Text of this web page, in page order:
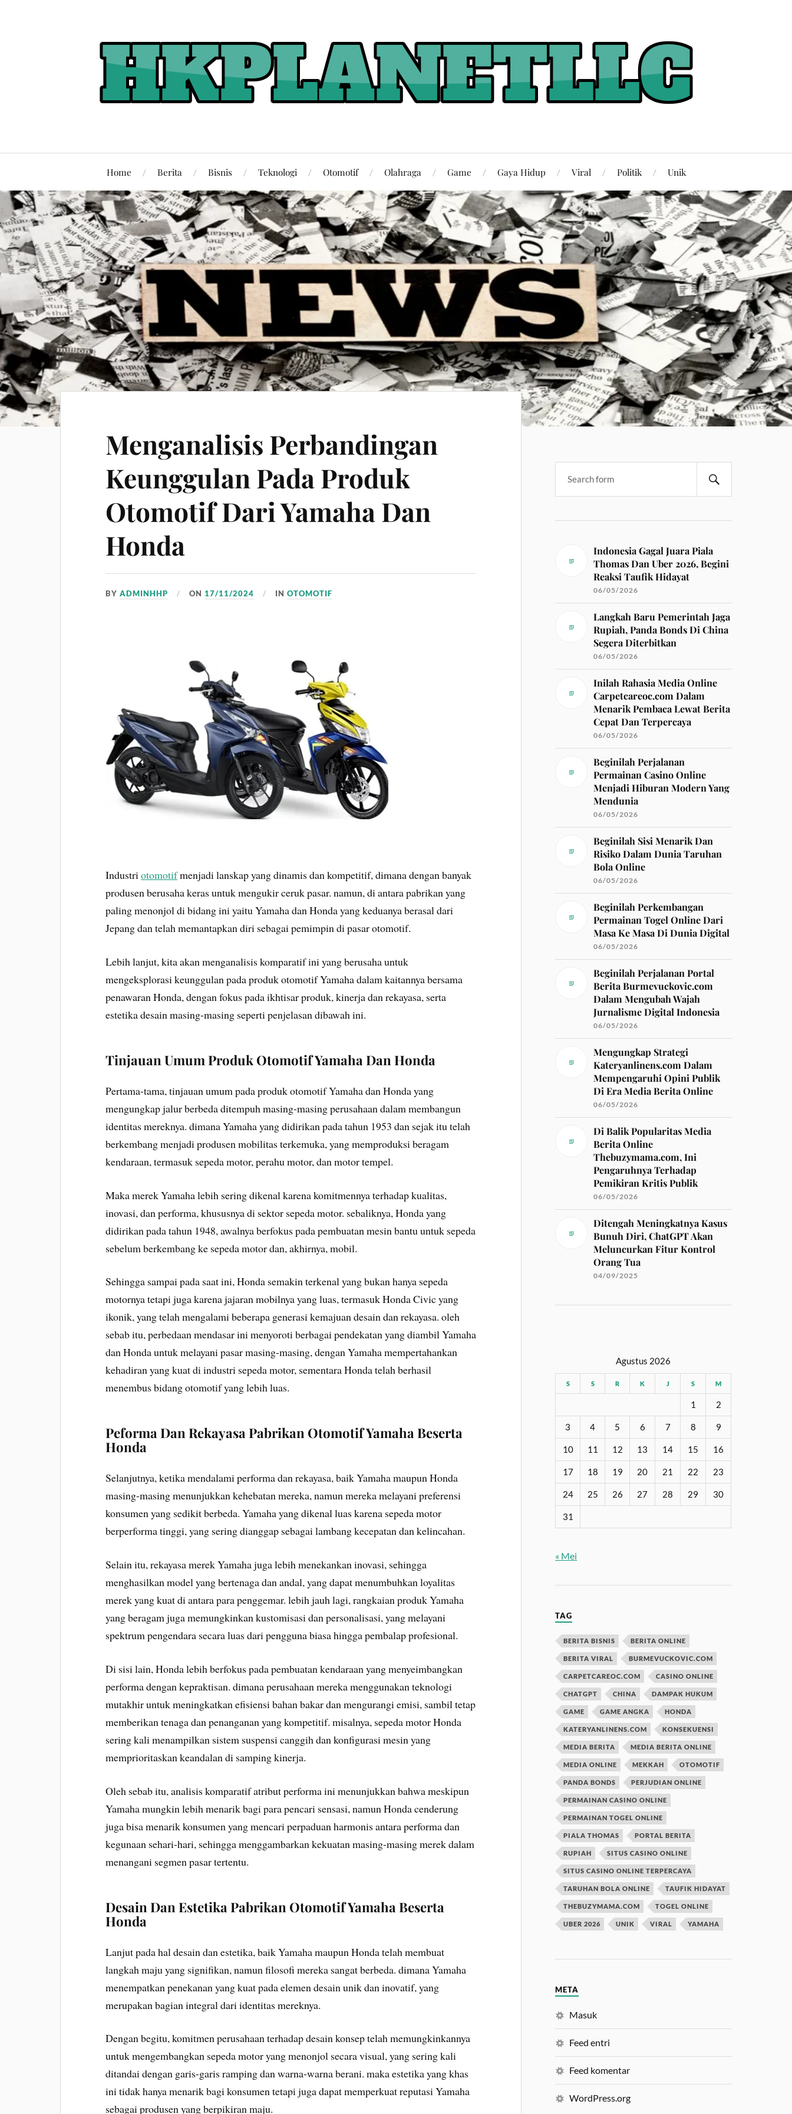
Home Berita Bisnis Teknologi Otomotif Olahraga Game Gaya Hidup Viral Politik Unik
Menganalisis Perbandingan
Keunggulan Pada Produk
Otomotif Dari Yamaha Dan
Honda
BYADMINHHP ON 17/11/2024 INOTOMOTIF
Industriotomotifmenjadi lanskap yang dinamis dan kompetitif, dimana dengan banyak
produsen berusaha keras untuk mengukir ceruk pasar. namun, di antara pabrikan yang
paling menonjol di bidang ini yaitu Yamaha dan Honda yang keduanya berasal dari
Jepang dan telah memantapkan diri sebagai pemimpin di pasar otomotif.
Lebih lanjut, kita akan menganalisis komparatif ini yang berusaha untuk
mengeksplorasi keunggulan pada produk otomotif Yamaha dalam kaitannya bersama
penawaran Honda, dengan fokus pada ikhtisar produk, kinerja dan rekayasa, serta
estetika desain masing-masing seperti penjelasan dibawah ini.
Tinjauan Umum Produk Otomotif Yamaha Dan Honda
Pertama-tama, tinjauan umum pada produk otomotif Yamaha dan Honda yang
mengungkap jalur berbeda ditempuh masing-masing perusahaan dalam membangun
identitas mereknya. dimana Yamaha yang didirikan pada tahun 1953 dan sejak itu telah
berkembang menjadi produsen mobilitas terkemuka, yang memproduksi beragam
kendaraan, termasuk sepeda motor, perahu motor, dan motor tempel.
Maka merek Yamaha lebih sering dikenal karena komitmennya terhadap kualitas,
inovasi, dan performa, khususnya di sektor sepeda motor. sebaliknya, Honda yang
didirikan pada tahun 1948, awalnya berfokus pada pembuatan mesin bantu untuk sepeda
sebelum berkembang ke sepeda motor dan, akhirnya, mobil.
Sehingga sampai pada saat ini, Honda semakin terkenal yang bukan hanya sepeda
motornya tetapi juga karena jajaran mobilnya yang luas, termasuk Honda Civic yang
ikonik, yang telah mengalami beberapa generasi kemajuan desain dan rekayasa. oleh
sebab itu, perbedaan mendasar ini menyoroti berbagai pendekatan yang diambil Yamaha
dan Honda untuk melayani pasar masing-masing, dengan Yamaha mempertahankan
kehadiran yang kuat di industri sepeda motor, sementara Honda telah berhasil
menembus bidang otomotif yang lebih luas.
Peforma Dan Rekayasa Pabrikan Otomotif Yamaha Beserta
Honda
Selanjutnya, ketika mendalami performa dan rekayasa, baik Yamaha maupun Honda
masing-masing menunjukkan kehebatan mereka, namun mereka melayani preferensi
konsumen yang sedikit berbeda. Yamaha yang dikenal luas karena sepeda motor
berperforma tinggi, yang sering dianggap sebagai lambang kecepatan dan kelincahan.
Selain itu, rekayasa merek Yamaha juga lebih menekankan inovasi, sehingga
menghasilkan model yang bertenaga dan andal, yang dapat menumbuhkan loyalitas
merek yang kuat di antara para penggemar. lebih jauh lagi, rangkaian produk Yamaha
yang beragam juga memungkinkan kustomisasi dan personalisasi, yang melayani
spektrum pengendara secara luas dari pengguna biasa hingga pembalap profesional.
Di sisi lain, Honda lebih berfokus pada pembuatan kendaraan yang menyeimbangkan
performa dengan kepraktisan. dimana perusahaan mereka menggunakan teknologi
mutakhir untuk meningkatkan efisiensi bahan bakar dan mengurangi emisi, sambil tetap
memberikan tenaga dan penanganan yang kompetitif. misalnya, sepeda motor Honda
sering kali menampilkan sistem suspensi canggih dan konfigurasi mesin yang
memprioritaskan keandalan di samping kinerja.
Oleh sebab itu, analisis komparatif atribut performa ini menunjukkan bahwa meskipun
Yamaha mungkin lebih menarik bagi para pencari sensasi, namun Honda cenderung
juga bisa menarik konsumen yang mencari perpaduan harmonis antara performa dan
kegunaan sehari-hari, sehingga menggambarkan kekuatan masing-masing merek dalam
menangani segmen pasar tertentu.
Desain Dan Estetika Pabrikan Otomotif Yamaha Beserta
Honda
Lanjut pada hal desain dan estetika, baik Yamaha maupun Honda telah membuat
langkah maju yang signifikan, namun filosofi mereka sangat berbeda. dimana Yamaha
menempatkan penekanan yang kuat pada elemen desain unik dan inovatif, yang
merupakan bagian integral dari identitas mereknya.
Dengan begitu, komitmen perusahaan terhadap desain konsep telah memungkinkannya
untuk mengembangkan sepeda motor yang menonjol secara visual, yang sering kali
ditandai dengan garis-garis ramping dan warna-warna berani. maka estetika yang khas
ini tidak hanya menarik bagi konsumen tetapi juga dapat memperkuat reputasi Yamaha
sebagai produsen yang berpikiran maju.
Indonesia Gagal Juara Piala
Thomas Dan Uber 2026, Begini
Reaksi Taufik Hidayat
06/05/2026
Langkah Baru Pemerintah Jaga
Rupiah, Panda Bonds Di China
Segera Diterbitkan
06/05/2026
Inilah Rahasia Media Online
Carpetcareoc.com Dalam
Menarik Pembaca Lewat Berita
Cepat Dan Terpercaya
06/05/2026
Beginilah Perjalanan
Permainan Casino Online
Menjadi Hiburan Modern Yang
Mendunia
06/05/2026
Beginilah Sisi Menarik Dan
Risiko Dalam Dunia Taruhan
Bola Online
06/05/2026
Beginilah Perkembangan
Permainan Togel Online Dari
Masa Ke Masa Di Dunia Digital
06/05/2026
Beginilah Perjalanan Portal
Berita Burmevuckovic.com
Dalam Mengubah Wajah
Jurnalisme Digital Indonesia
06/05/2026
Mengungkap Strategi
Kateryanlinens.com Dalam
Mempengaruhi Opini Publik
Di Era Media Berita Online
06/05/2026
Di Balik Popularitas Media
Berita Online
Thebuzymama.com, Ini
Pengaruhnya Terhadap
Pemikiran Kritis Publik
06/05/2026
Ditengah Meningkatnya Kasus
Bunuh Diri, ChatGPT Akan
Meluncurkan Fitur Kontrol
Orang Tua
04/09/2025
Agustus 2026
S S R K J S M
1 2
3 4 5 6 7 8 9
10 11 12 13 14 15 16
17 18 19 20 21 22 23
24 25 26 27 28 29 30
31
« Mei
TAG
BERITA BISNIS BERITA ONLINE
BERITA VIRAL BURMEVUCKOVIC.COM
CARPETCAREOC.COM CASINO ONLINE
CHATGPT CHINA DAMPAK HUKUM
GAME GAME ANGKA HONDA
KATERYANLINENS.COM KONSEKUENSI
MEDIA BERITA MEDIA BERITA ONLINE
MEDIA ONLINE MEKKAH OTOMOTIF
PANDA BONDS PERJUDIAN ONLINE
PERMAINAN CASINO ONLINE
PERMAINAN TOGEL ONLINE
PIALA THOMAS PORTAL BERITA
RUPIAH SITUS CASINO ONLINE
SITUS CASINO ONLINE TERPERCAYA
TARUHAN BOLA ONLINE TAUFIK HIDAYAT
THEBUZYMAMA.COM TOGEL ONLINE
UBER 2026 UNIK VIRAL YAMAHA
META
Masuk
Feed entri
Feed komentar
WordPress.org